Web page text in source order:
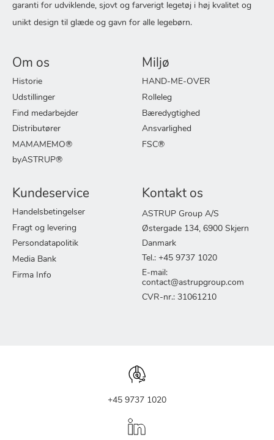
garanti for udviklende, sjovt og farverigt legetøj i høj kvalitet og
unikt design til glæde og gavn for alle legebørn.
Om os
Historie
Udstillinger
Find medarbejder
Distributører
MAMAMEMO®
byASTRUP®
Miljø
HAND-ME-OVER
Rolleleg
Bæredygtighed
Ansvarlighed
FSC®
Kundeservice
Handelsbetingelser
Fragt og levering
Persondatapolitik
Media Bank
Firma Info
Kontakt os
ASTRUP Group A/S
Østergade 134, 6900 Skjern
Danmark
Tel.: +45 9737 1020
E-mail:
contact@astrupgroup.com
CVR-nr.: 31061210
+45 9737 1020